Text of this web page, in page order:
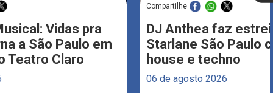
Vidas pra
a São Paulo em
Teatro Claro
Compartilhe
DJ Anthea faz
Starlane São Paulo
house e techno
06 de agosto 2026